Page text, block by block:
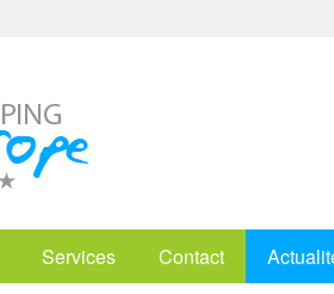
Services Contact